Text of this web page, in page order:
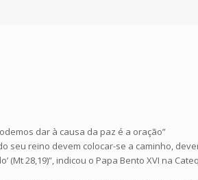
dar à causa da paz é a oração”
seu reino devem colocar-se a caminho,
28,19)”, indicou o Papa Bento XVI na